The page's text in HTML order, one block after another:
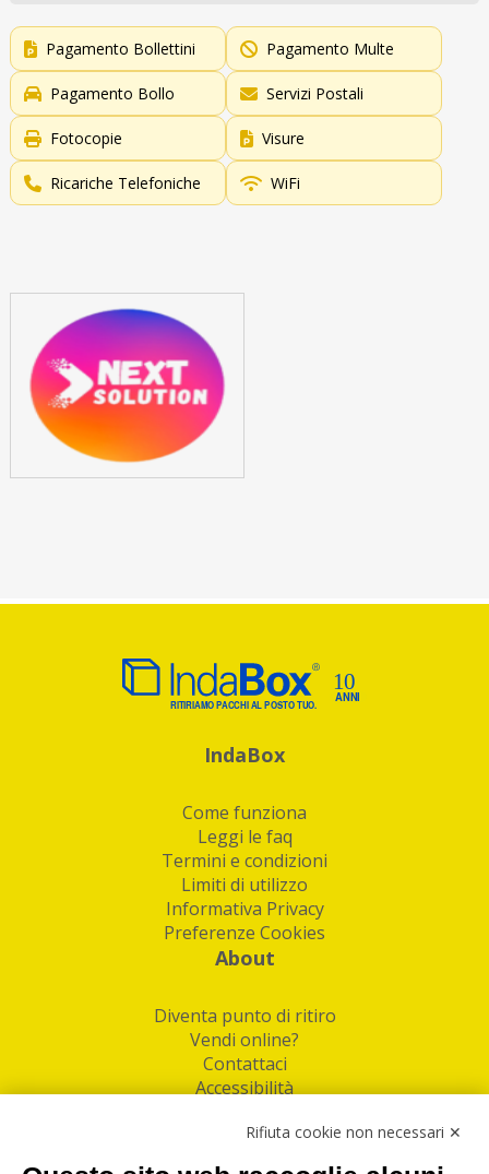
Pagamento Bollettini Pagamento Multe
Pagamento Bollo Servizi Postali
Fotocopie Visure
Ricariche Telefoniche WiFi
IndaBox
Come funziona
Leggi le faq
Termini e condizioni
Limiti di utilizzo
Informativa Privacy
Preferenze Cookies
About
Diventa punto di ritiro
Vendi online?
Contattaci
Accessibilità
Rifiuta cookie non necessari ✕